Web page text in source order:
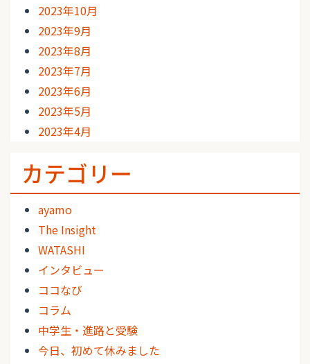
2023年10月
2023年9月
2023年8月
2023年7月
2023年6月
2023年5月
2023年4月
カテゴリー
ayamo
The Insight
WATASHI
インタビュー
ココなび
コラム
中学生・進路と受験
今日、初めて休みました